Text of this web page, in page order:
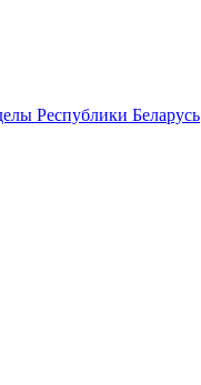
Республики Беларусь